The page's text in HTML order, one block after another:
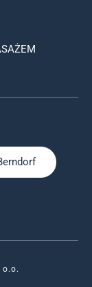
o.o.